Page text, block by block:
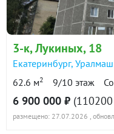
3-к, Лукиных, 18
Екатеринбург, Уралмаш
62.6 м2 9/10 этаж
6 900 000 ₽
размещено: 27.07.2026 ,